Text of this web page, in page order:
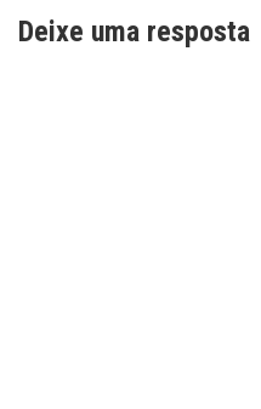
Deixe uma resposta